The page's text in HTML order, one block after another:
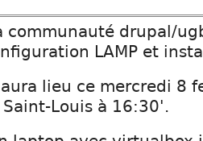
communauté drupal/
LAMP et
lieu ce mercredi 8
Louis à 16:30'.